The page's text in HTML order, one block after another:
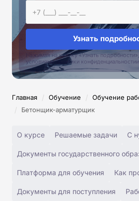
Узнать
Нажимая на кнопку «Узнать
условиями политики конфиденциальностии
Главная / Обучение / Обучение
/ Бетонщик-арматурщик
О курсе Решаемые задачи С
Документы государственного
Платформа для обучения Как
Документы для поступления